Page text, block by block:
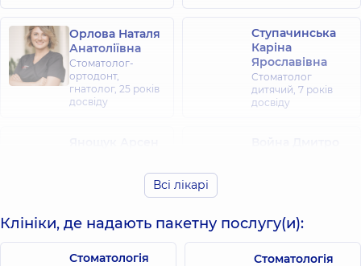
Орлова Наталя
Анатоліївна
Стоматолог-
ортодонт,
гнатолог, 25 років
досвіду
Ступачинська
Каріна
Ярославівна
Стоматолог
дитячий, 7 років
досвіду
Олександр
Сергій
Всі лікарі
Клініки, де надають пакетну послугу(и):
Стоматологія
Стоматологія